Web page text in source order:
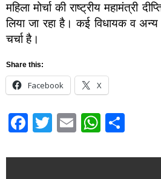
महिला मोर्चा की राष्ट्रीय महामंत्री
लिया जा रहा है। कई विधायक व
चर्चा है।
Share this:
Facebook X
Facebook
Twitter
Email